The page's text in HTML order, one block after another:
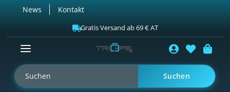
News Kontakt
Gratis Versand ab 69 € AT
Suchen